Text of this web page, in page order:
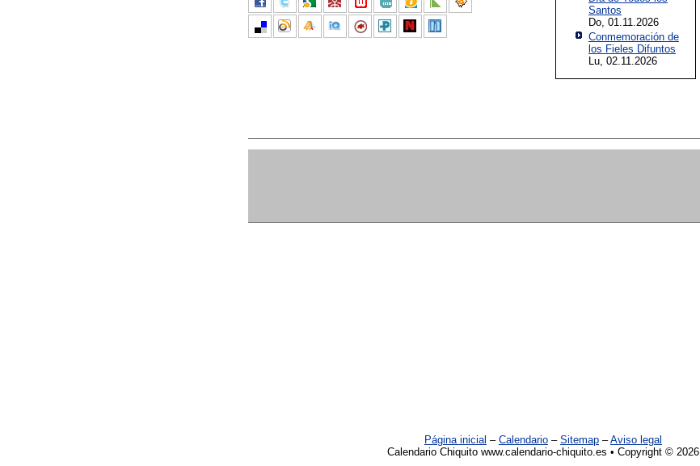
Santos
Do, 01.11.2026
Conmemoración de
los Fieles Difuntos
Lu, 02.11.2026
Página inicial – Calendario – Sitemap –Aviso legal
Calendario Chiquito www.calendario-chiquito.es • Copyright © 2026